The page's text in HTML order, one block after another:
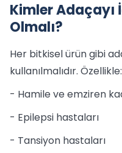
Kimler Adaçayı
Olmalı?
Her bitkisel ürün gibi
kullanılmalıdır. Özellikle:
- Hamile ve emziren
- Epilepsi hastaları
- Tansiyon hastaları